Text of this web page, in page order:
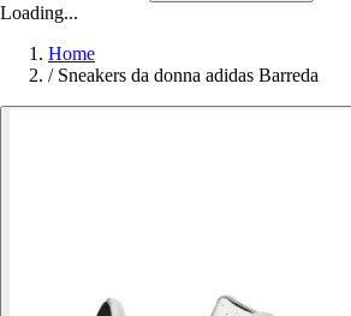
Loading...
Home
/ Sneakers da donna adidas Barreda